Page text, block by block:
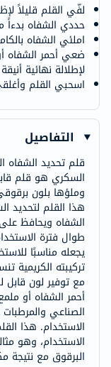
لفّي القلم قليلاً
حددي الشفاه بدءاً
املئي الشفاه
ضعي أحمر الشفاه
لإطلالة نهائية أنيقة
اسحبي القلم
التفاصيل
قلم تحديد الشفاه
السكري هو قلم
وملؤها بلون
هذا القلم لتحديد
الشفاه ويحافظ
طوال فترة
يجعله مناسبًا
تركيبته الكريمية
مع توفير لون قابل
أحمر الشفاه أو
الصناعي
الاستخدام. هذا
الاستخدام، وهو
البرقوق مع نتيجة